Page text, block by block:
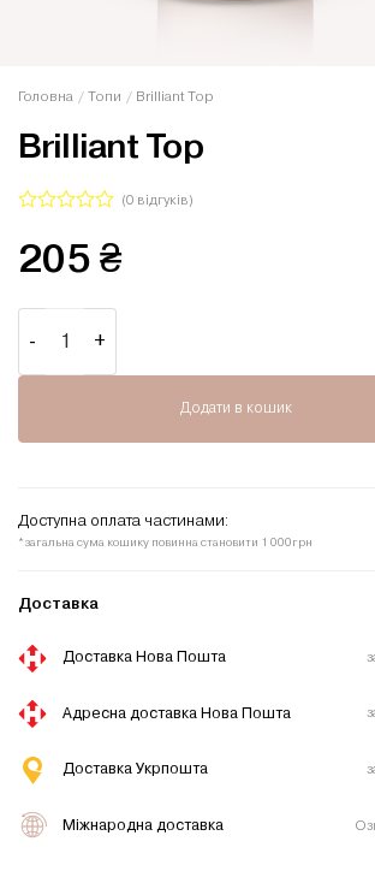
Головна / Топи / Brilliant Top
Brilliant Top
в
0
5
(0відгуків)
205 ₴
Додати в кошик
Доступна оплата частинами:
*загальна сума кошику повинна становити 1 000грн
Доставка
Доставка Нова Пошта
Адресна доставка Нова Пошта
Доставка Укрпошта
Міжнародна доставка